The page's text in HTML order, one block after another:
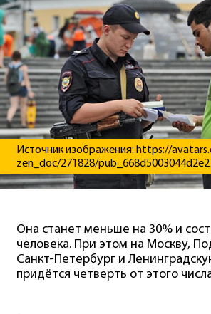
Источник изображения: https://
zen_doc/271828/
Она станет меньше на 30% и
человека. При этом на Москву,
Санкт-Петербург и
придётся четверть от этого